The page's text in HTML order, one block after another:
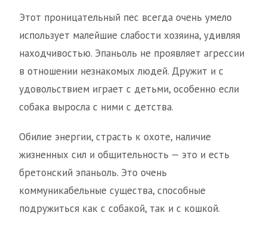
Этот проницательный пес всегда очень умело
использует малейшие слабости хозяина, удивляя
находчивостью. Эпаньоль не проявляет агрессии
в отношении незнакомых людей. Дружит и с
удовольствием играет с детьми, особенно если
собака выросла с ними с детства.
Обилие энергии, страсть к охоте, наличие
жизненных сил и общительность — это и есть
бретонский эпаньоль. Это очень
коммуникабельные существа, способные
подружиться как с собакой, так и с кошкой.